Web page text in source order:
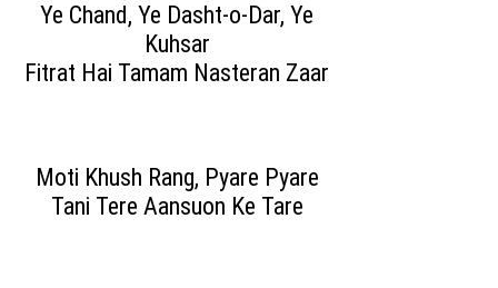
Ye Chand, Ye Dasht-o-Dar, Ye
Kuhsar
Fitrat Hai Tamam Nasteran Zaar
Moti Khush Rang, Pyare Pyare
Tani Tere Aansuon Ke Tare